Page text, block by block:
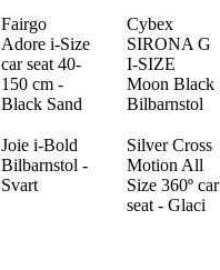
Fairgo
Adore i-Size
car seat 40-
150 cm -
Black Sand
Cybex
SIRONA G
I-SIZE
Moon Black
Bilbarnstol
Joie i-Bold
Bilbarnstol -
Svart
Silver Cross
Motion All
Size 360º car
seat - Glaci